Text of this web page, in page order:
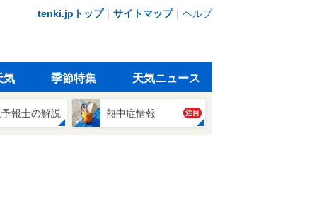
tenki.jpトップ｜ サイトマップ｜ ヘルプ
気 季節特集 天気ニュース
報士の解説 熱中症情報 注目